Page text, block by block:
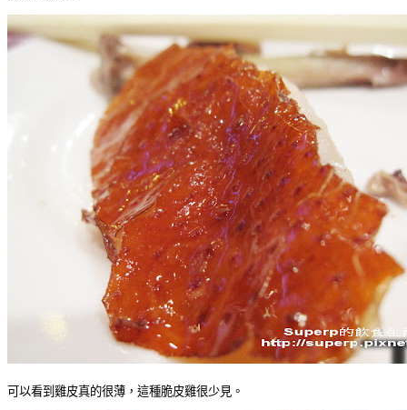
可以看到雞皮真的很薄，這種脆皮雞很少見。